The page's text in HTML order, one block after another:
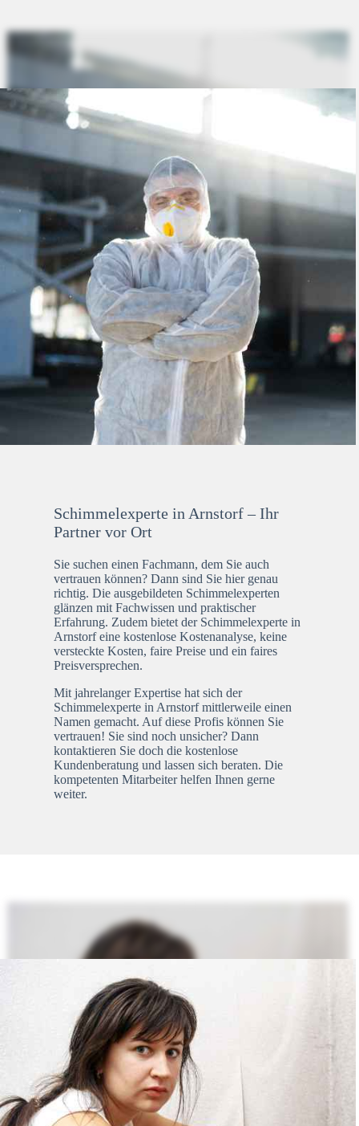
Schimmelexperte in Arnstorf – Ihr
Partner vor Ort
Sie suchen einen Fachmann, dem Sie auch
vertrauen können? Dann sind Sie hier genau
richtig. Die ausgebildeten Schimmelexperten
glänzen mit Fachwissen und praktischer
Erfahrung. Zudem bietet der Schimmelexperte in
Arnstorf eine kostenlose Kostenanalyse, keine
versteckte Kosten, faire Preise und ein faires
Preisversprechen.
Mit jahrelanger Expertise hat sich der
Schimmelexperte in Arnstorf mittlerweile einen
Namen gemacht. Auf diese Profis können Sie
vertrauen! Sie sind noch unsicher? Dann
kontaktieren Sie doch die kostenlose
Kundenberatung und lassen sich beraten. Die
kompetenten Mitarbeiter helfen Ihnen gerne
weiter.